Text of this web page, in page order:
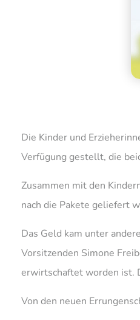
Die Kinder und
Verfügung gestellt, die
Zusammen mit den
nach die Pakete geliefert
Das Geld kam unter
Vorsitzenden Simone
erwirtschaftet worden ist.
Von den neuen